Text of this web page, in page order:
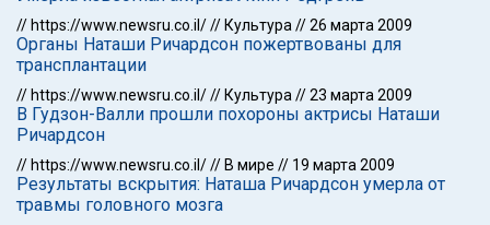
// https://www.newsru.co.il/// Культура //26 марта 2009
Органы Наташи Ричардсон пожертвованы для
трансплантации
// https://www.newsru.co.il/// Культура //23 марта 2009
В Гудзон-Валли прошли похороны актрисы Наташи
Ричардсон
// https://www.newsru.co.il/// В мире // 19 марта 2009
Результаты вскрытия: Наташа Ричардсон умерла от
травмы головного мозга